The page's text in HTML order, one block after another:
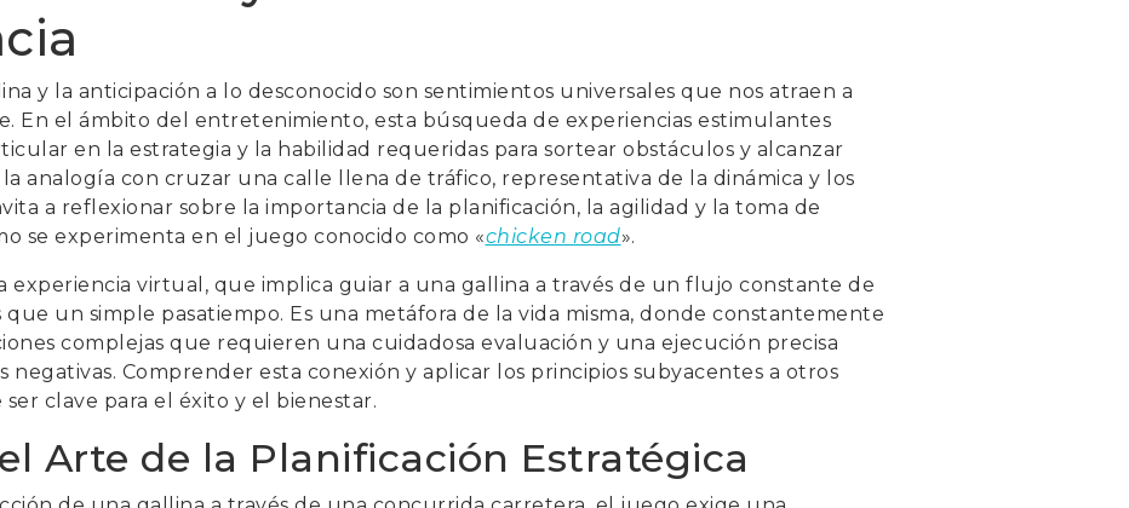
y la anticipación a lo desconocido son sentimientos universales que nos atraen a
En el ámbito del entretenimiento, esta búsqueda de experiencias estimulantes
en la estrategia y la habilidad requeridas para sortear obstáculos y alcanzar
analogía con cruzar una calle llena de tráfico, representativa de la dinámica y los
a reflexionar sobre la importancia de la planificación, la agilidad y la toma de
se experimenta en el juego conocido como «chicken road».
experiencia virtual, que implica guiar a una gallina a través de un flujo constante de
un simple pasatiempo. Es una metáfora de la vida misma, donde constantemente
complejas que requieren una cuidadosa evaluación y una ejecución precisa
negativas. Comprender esta conexión y aplicar los principios subyacentes a otros
clave para el éxito y el bienestar.
Arte de la Planificación Estratégica